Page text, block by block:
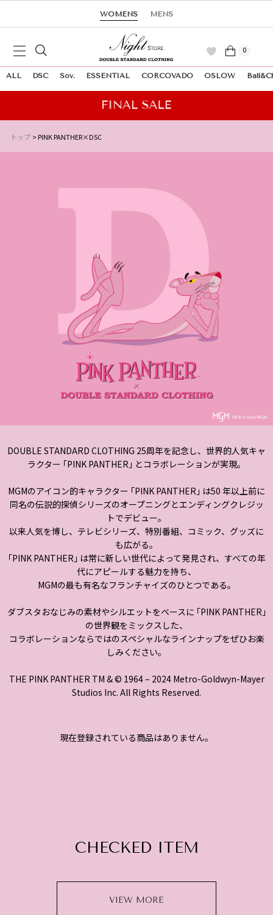
WOMENS MENS
0
ALL DSC Sov. ESSENTIAL CORCOVADO OSLOW
トップ PINK PANTHER×DSC
DOUBLE STANDARD CLOTHING 25周年を記念し、世界的人気キャ
ラクター ｢PINK PANTHER｣ とコラボレーションが実現。
MGMのアイコン的キャラクター ｢PINK PANTHER｣ は50 年以上前に
同名の伝説的探偵シリーズのオープニングとエンディングクレジッ
トでデビュー。
以来人気を博し、テレビシリーズ、特別番組、コミック、グッズに
も広がる。
｢PINK PANTHER｣ は常に新しい世代によって発見され、すべての年
代にアピールする魅力を持ち、
MGMの最も有名なフランチャイズのひとつである。
ダブスタおなじみの素材やシルエットをベースに ｢PINK PANTHER｣
の世界観をミックスした、
コラボレーションならではのスペシャルなラインナップをぜひお楽
しみください。
THE PINK PANTHER TM & © 1964 – 2024 Metro-Goldwyn-Mayer
Studios Inc. All Rights Reserved.
現在登録されている商品はありません。
CHECKED ITEM
VIEW MORE